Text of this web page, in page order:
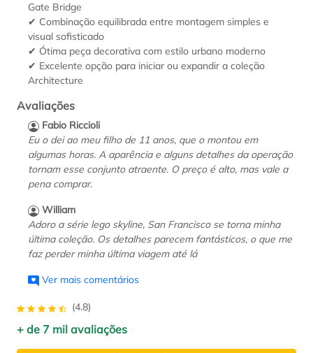
Gate Bridge
✔ Combinação equilibrada entre montagem simples e
visual sofisticado
✔ Ótima peça decorativa com estilo urbano moderno
✔ Excelente opção para iniciar ou expandir a coleção
Architecture
Avaliações
Fabio Riccioli
Eu o dei ao meu filho de 11 anos, que o montou em
algumas horas. A aparência e alguns detalhes da operação
tornam esse conjunto atraente. O preço é alto, mas vale a
pena comprar.
William
Adoro a série lego skyline, San Francisco se torna minha
última coleção. Os detalhes parecem fantásticos, o que me
faz perder minha última viagem até lá
Ver mais comentários
(4.8)
+ de 7 mil avaliações